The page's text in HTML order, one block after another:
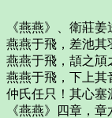
《燕燕》、衛莊姜
燕燕于飛，差池其
燕燕于飛，頡之頏
燕燕于飛，下上其
仲氏任只！其心塞
《燕燕》四章，章